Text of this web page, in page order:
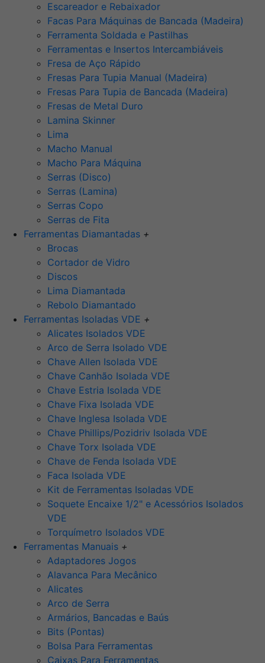
Escareador e Rebaixador
Facas Para Máquinas de Bancada (Madeira)
Ferramenta Soldada e Pastilhas
Ferramentas e Insertos Intercambiáveis
Fresa de Aço Rápido
Fresas Para Tupia Manual (Madeira)
Fresas Para Tupia de Bancada (Madeira)
Fresas de Metal Duro
Lamina Skinner
Lima
Macho Manual
Macho Para Máquina
Serras (Disco)
Serras (Lamina)
Serras Copo
Serras de Fita
Ferramentas Diamantadas +
Brocas
Cortador de Vidro
Discos
Lima Diamantada
Rebolo Diamantado
Ferramentas Isoladas VDE +
Alicates Isolados VDE
Arco de Serra Isolado VDE
Chave Allen Isolada VDE
Chave Canhão Isolada VDE
Chave Estria Isolada VDE
Chave Fixa Isolada VDE
Chave Inglesa Isolada VDE
Chave Phillips/Pozidriv Isolada VDE
Chave Torx Isolada VDE
Chave de Fenda Isolada VDE
Faca Isolada VDE
Kit de Ferramentas Isoladas VDE
Soquete Encaixe 1/2" e Acessórios Isolados
VDE
Torquímetro Isolados VDE
Ferramentas Manuais +
Adaptadores Jogos
Alavanca Para Mecânico
Alicates
Arco de Serra
Armários, Bancadas e Baús
Bits (Pontas)
Bolsa Para Ferramentas
Caixas Para Ferramentas